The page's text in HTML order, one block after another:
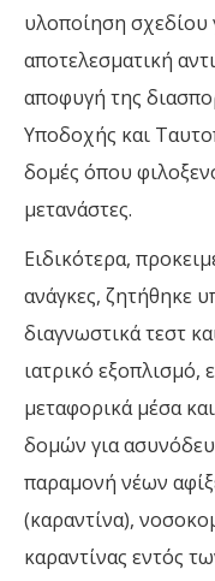
υλοποίηση σχεδίου
αποτελεσματική
αποφυγή της
Υποδοχής και
δομές όπου
μετανάστες.
Ειδικότερα,
ανάγκες, ζητήθηκε
διαγνωστικά τεστ
ιατρικό εξοπλισμό,
μεταφορικά μέσα
δομών για
παραμονή νέων
(καραντίνα),
καραντίνας εντός